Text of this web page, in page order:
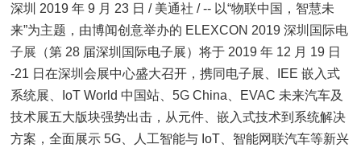
深圳 2019 年 9 月 23 日 / 美通社 / -- 以“物联中国，智慧未
来”为主题，由博闻创意举办的 ELEXCON 2019 深圳 国际电
子展 （第 28 届深圳国际电子展）将于 2019 年 12 月 19 日
-21 日在深圳会展中心盛大召开，携同电子展、IEE 嵌入式
系统展、IoT World 中国站、5G China、EVAC 未来汽车及
技术展五大版块强势出击，从元件、嵌入式技术到系统解决
方案，全面展示 5G、人工智能与 IoT、智能网联汽车等新兴